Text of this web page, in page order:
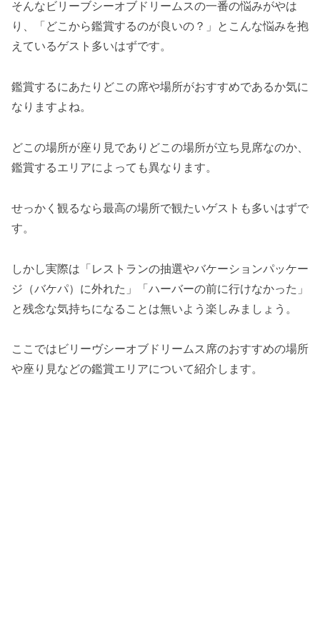
そんなビリーブシーオブドリームスの一番の悩みがやは
り、「どこから鑑賞するのが良いの？」とこんな悩みを抱
えているゲスト多いはずです。
鑑賞するにあたりどこの席や場所がおすすめであるか気に
なりますよね。
どこの場所が座り見でありどこの場所が立ち見席なのか、
鑑賞するエリアによっても異なります。
せっかく観るなら最高の場所で観たいゲストも多いはずで
す。
しかし実際は「レストランの抽選やバケーションパッケー
ジ（バケパ）に外れた」「ハーバーの前に行けなかった」
と残念な気持ちになることは無いよう楽しみましょう。
ここではビリーヴシーオブドリームス席のおすすめの場所
や座り見などの鑑賞エリアについて紹介します。